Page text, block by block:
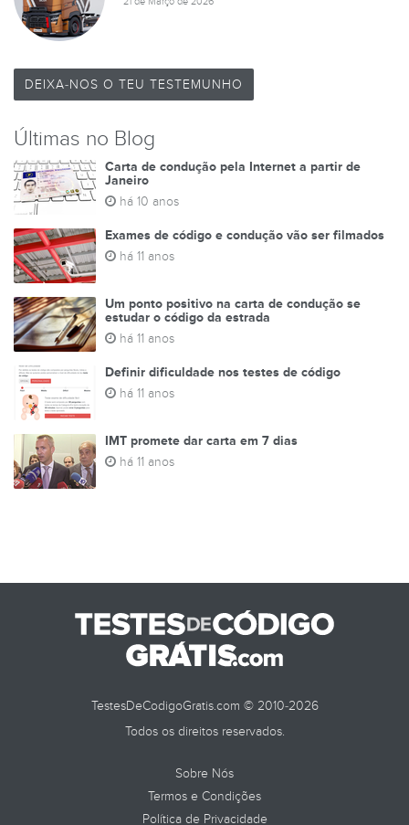
DEIXA-NOS O TEU TESTEMUNHO
Últimas no Blog
Carta de condução pela Internet a partir de
Janeiro
há 10 anos
Exames de código e condução vão ser filmados
há 11 anos
Um ponto positivo na carta de condução se
estudar o código da estrada
há 11 anos
Definir dificuldade nos testes de código
há 11 anos
IMT promete dar carta em 7 dias
há 11 anos
TestesDeCodigoGratis.com © 2010-2026
Todos os direitos reservados.
Sobre Nós
Termos e Condições
Política de Privacidade